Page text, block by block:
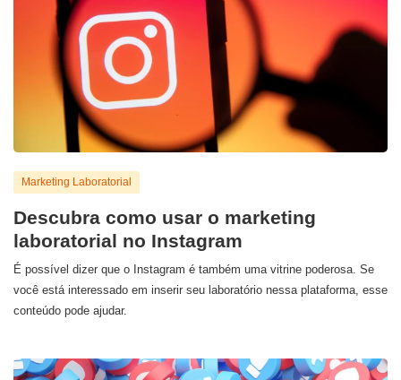
Marketing Laboratorial
Descubra como usar o marketing
laboratorial no Instagram
É possível dizer que o Instagram é também uma vitrine poderosa. Se
você está interessado em inserir seu laboratório nessa plataforma, esse
conteúdo pode ajudar.